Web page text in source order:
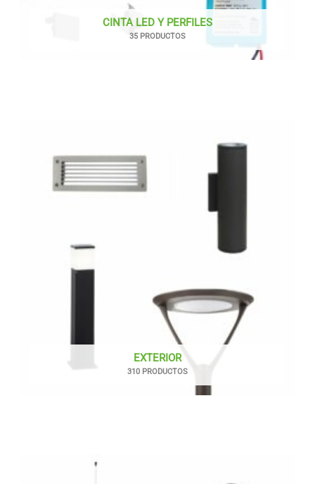
CINTA LED Y PERFILES
35 PRODUCTOS
EXTERIOR
310 PRODUCTOS